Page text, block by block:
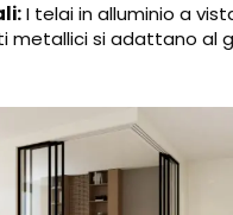
I telai in alluminio a
metallici si adattano al